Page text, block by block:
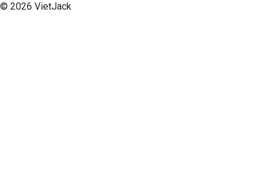
© 2026 VietJack